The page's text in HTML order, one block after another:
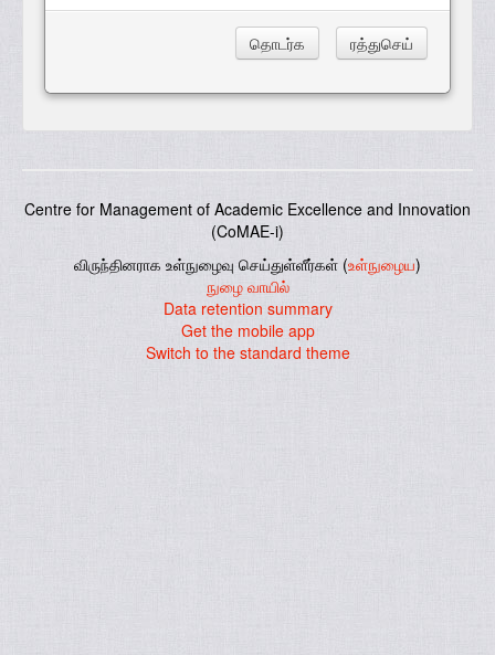
Centre for Management of Academic Excellence and Innovation
(CoMAE-i)
விருந்தினராக உள்நுழைவு செய்துள்ளீர்கள் (உள்நுழைய)
நுழை வாயில்
Data retention summary
Get the mobile app
Switch to the standard theme